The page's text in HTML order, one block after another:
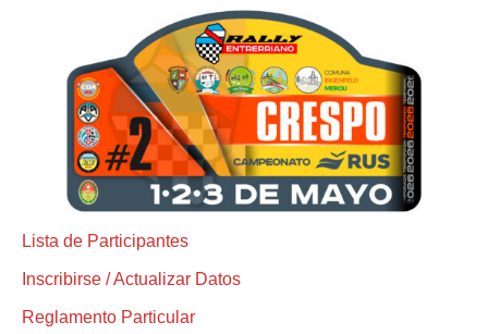
Lista de Participantes
Inscribirse / Actualizar Datos
Reglamento Particular